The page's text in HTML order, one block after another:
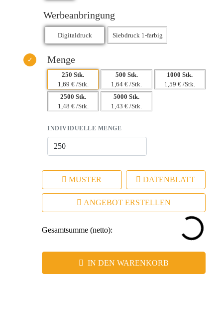
Werbeanbringung
Menge
250 Stk.
1,69 € /Stk.
500 Stk.
1,64 € /Stk.
1000 Stk.
1,59 € /Stk.
2500 Stk.
1,48 € /Stk.
5000 Stk.
1,43 € /Stk.
INDIVIDUELLE MENGE
MUSTER DATENBLATT
ANGEBOT ERSTELLEN
Gesamtsumme (netto):
IN DEN WARENKORB